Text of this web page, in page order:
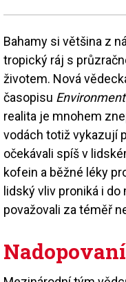
Bahamy si většina z
tropický ráj s
životem. Nová
časopisu
realita je mnohem
vodách totiž vykazují
očekávali spíš v
kofein a běžné léky
lidský vliv proniká i
považovali za téměř